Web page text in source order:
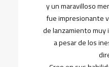
y un maravilloso
fue impresionante
de lanzamiento
a pesar de los